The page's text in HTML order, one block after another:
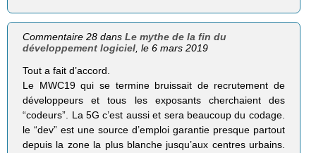
Commentaire 28 dansLe mythe de la fin du
développement logiciel, le 6 mars 2019
Tout a fait d’accord.
Le MWC19 qui se termine bruissait de recrutement de
développeurs et tous les exposants cherchaient des
“codeurs”. La 5G c’est aussi et sera beaucoup du codage.
le “dev” est une source d’emploi garantie presque partout
depuis la zone la plus blanche jusqu’aux centres urbains.